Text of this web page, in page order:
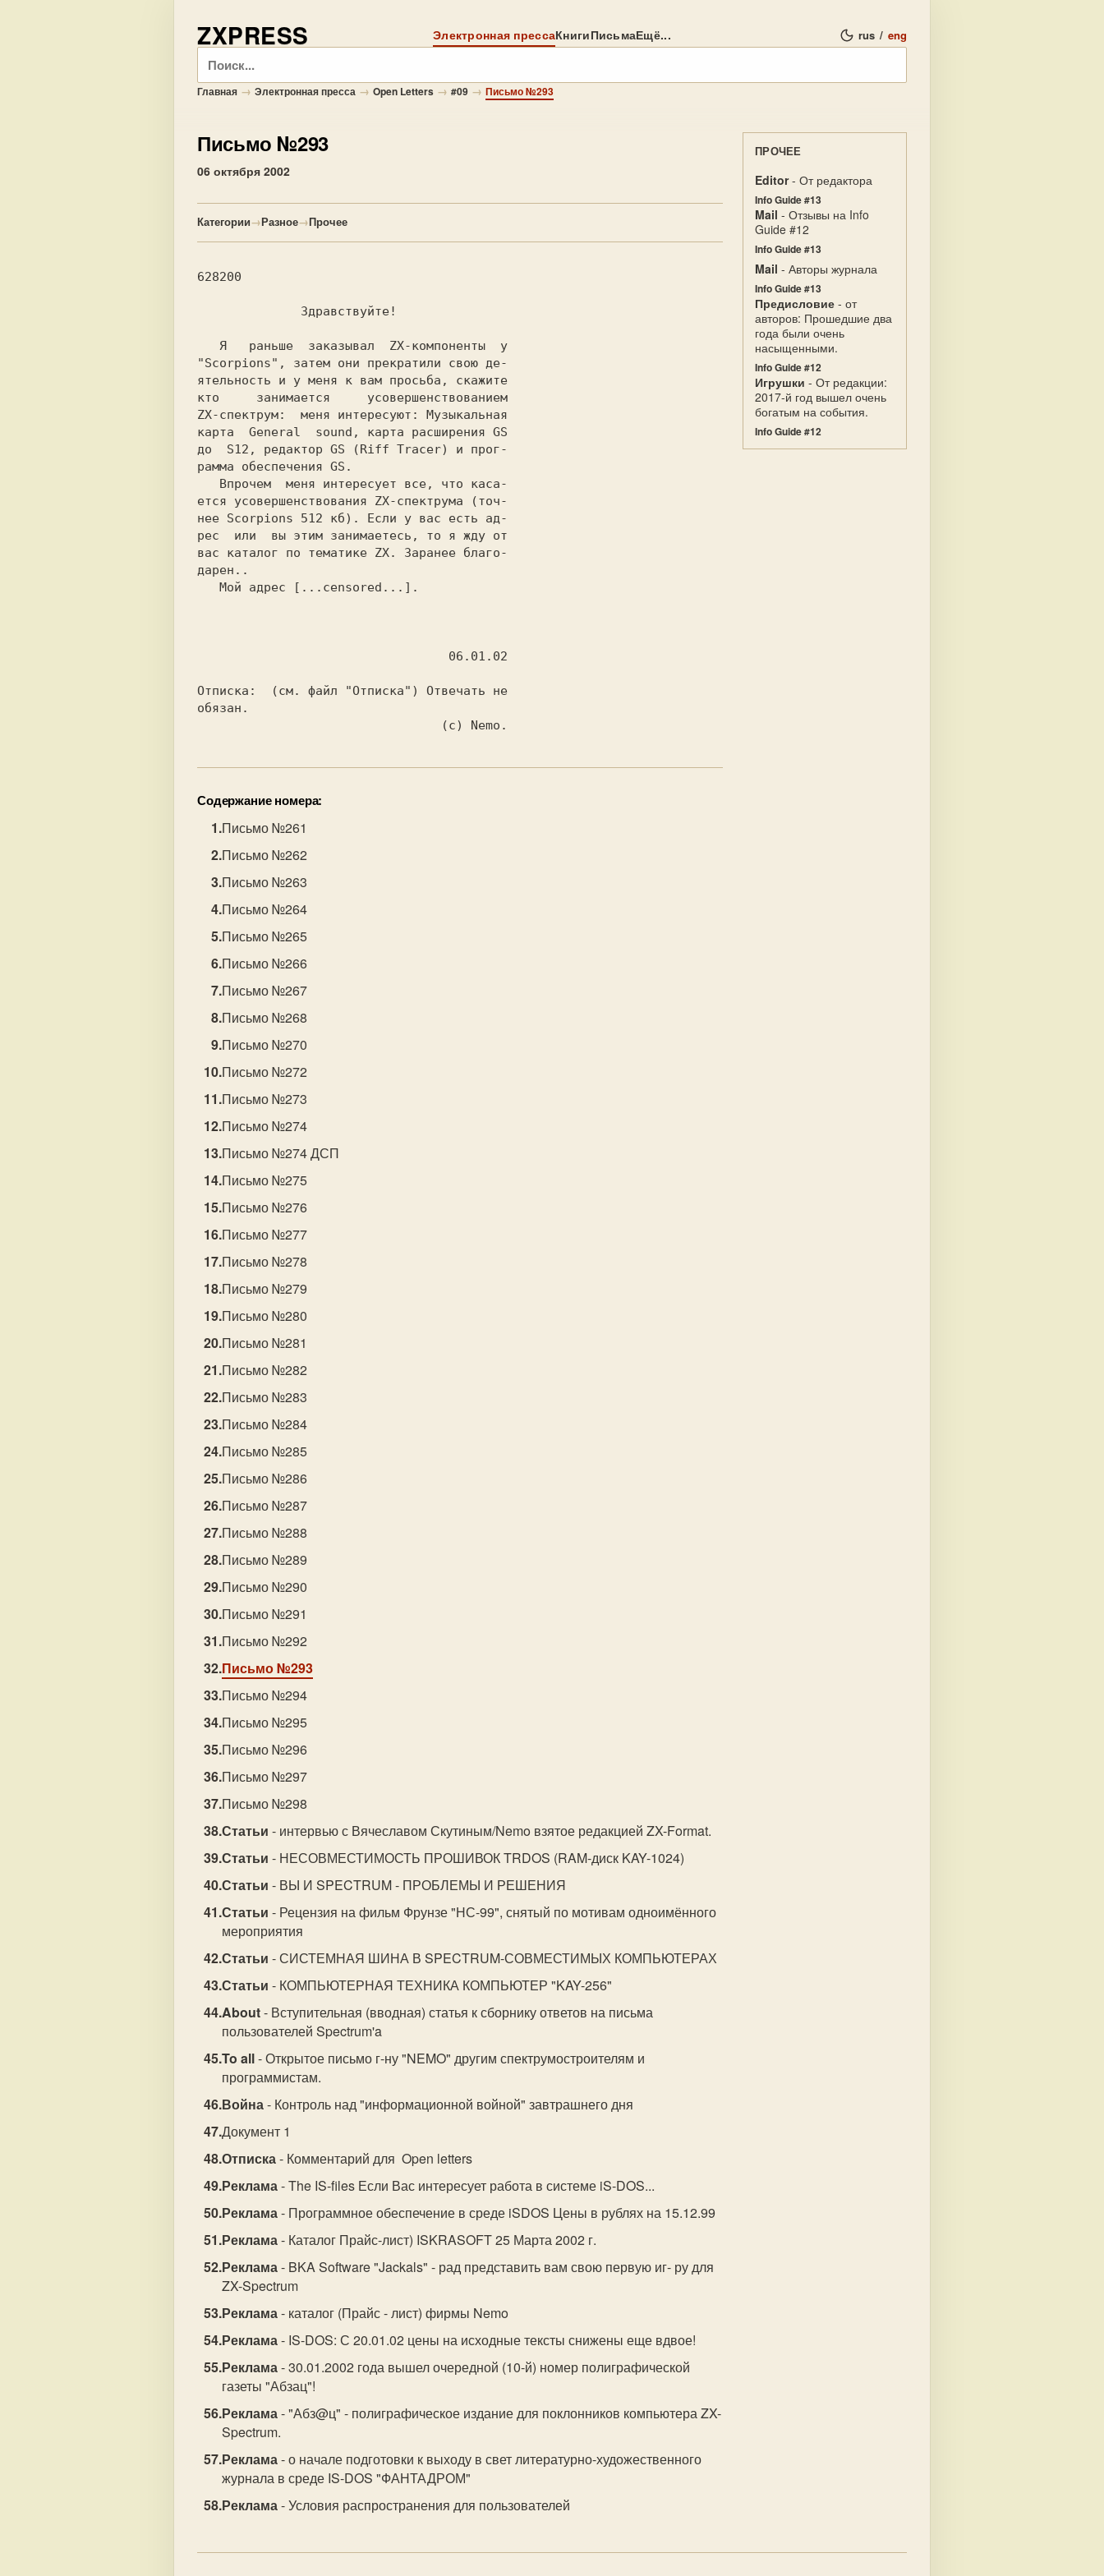
ZXPRESS Электронная прессаКнигиПисьмаЕщё... rus / eng
Поиск
Главная → Электронная пресса → Open Letters → #09 → Письмо №293
Письмо №293
06 октября 2002
Категории→Разное→Прочее
628200
"Scorpions", затем они прекратили свою де-
ятельность и у меня к вам просьба, скажите
кто     занимается     усовершенствованием
ZX-спектрум:  меня интересуют: Музыкальная
карта  General  sound, карта расширения GS
до  S12, редактор GS (Riff Tracer) и прог-
рамма обеспечения GS.
ется усовершенствования ZX-спектрума (точ-
нее Scorpions 512 кб). Если у вас есть ад-
рес  или  вы этим занимаетесь, то я жду от
вас каталог по тематике ZX. Заранее благо-
дарен..
Отписка:  (см. файл "Отписка") Отвечать не
обязан.
                                 (c) Nemo.
Содержание номера:
Письмо №261
Письмо №262
Письмо №263
Письмо №264
Письмо №265
Письмо №266
Письмо №267
Письмо №268
Письмо №270
Письмо №272
Письмо №273
Письмо №274
Письмо №274 ДСП
Письмо №275
Письмо №276
Письмо №277
Письмо №278
Письмо №279
Письмо №280
Письмо №281
Письмо №282
Письмо №283
Письмо №284
Письмо №285
Письмо №286
Письмо №287
Письмо №288
Письмо №289
Письмо №290
Письмо №291
Письмо №292
Письмо №293
Письмо №294
Письмо №295
Письмо №296
Письмо №297
Письмо №298
Статьи - интервью с Вячеславом Скутиным/Nemo взятое редакцией ZX-Format.
Статьи - НЕСОВМЕСТИМОСТЬ ПРОШИВОК TRDOS (RAM-диск KAY-1024)
Статьи - ВЫ И SPECTRUM - ПРОБЛЕМЫ И РЕШЕНИЯ
Статьи - Рецензия на фильм Фрунзе "НС-99", снятый по мотивам одноимённого
мероприятия
Статьи - СИСТЕМНАЯ ШИНА В SPECTRUM-СОВМЕСТИМЫХ КОМПЬЮТЕРАХ
Статьи - КОМПЬЮТЕРНАЯ ТЕХНИКА КОМПЬЮТЕР "KAY-256"
About- Вступительная (вводная) статья к сборнику ответов на письма
пользователей Spectrum'a
To all- Открытое письмо г-ну "NEMO" другим спектрумостроителям и
программистам.
Война- Контроль над "информационной войной" завтрашнего дня
Документ 1
Отписка- Комментарий для Open letters
Реклама- The IS-files Если Вас интересует работа в системе iS-DOS...
Реклама- Программное обеспечение в среде iSDOS Цены в рублях на 15.12.99
Реклама- Каталог Прайс-лист) ISKRASOFT 25 Марта 2002 г.
Реклама- BKA Software "Jackals" - рад представить вам свою первую иг- ру для
ZX-Spectrum
Реклама- каталог (Прайс - лист) фирмы Nemo
Реклама- IS-DOS: С 20.01.02 цены на исходные тексты снижены еще вдвое!
Реклама- 30.01.2002 года вышел очередной (10-й) номер полиграфической
газеты "Абзац"!
Реклама- "Абз@ц" - полиграфическое издание для поклонников компьютера ZX-
Spectrum.
Реклама- о начале подготовки к выходу в свет литературно-художественного
журнала в среде IS-DOS "ФАНТАДРОМ"
Реклама- Условия распространения для пользователей
ПРОЧЕЕ
Editor- От редактора
Info Guide #13
Mail - Отзывы на Info
Guide #12
Info Guide #13
Mail - Авторы журнала
Info Guide #13
Предисловие - от
авторов: Прошедшие два
года были очень
насыщенными.
Info Guide #12
Игрушки - От редакции:
2017-й год вышел очень
богатым на события.
Info Guide #12